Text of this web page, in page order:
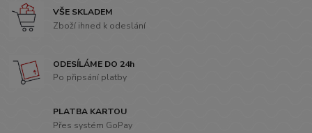
VŠE SKLADEM
Zboží ihned k odeslání
ODESÍLÁME DO 24h
Po připsání platby
PLATBA KARTOU
Přes systém GoPay